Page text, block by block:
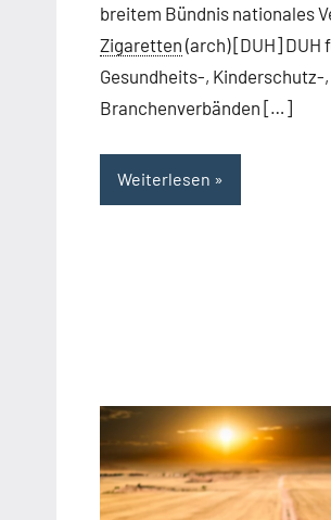
breitem Bündnis nationales
Zigaretten (arch) [DUH]
Gesundheits-,
Branchenverbänden […]
Weiterlesen